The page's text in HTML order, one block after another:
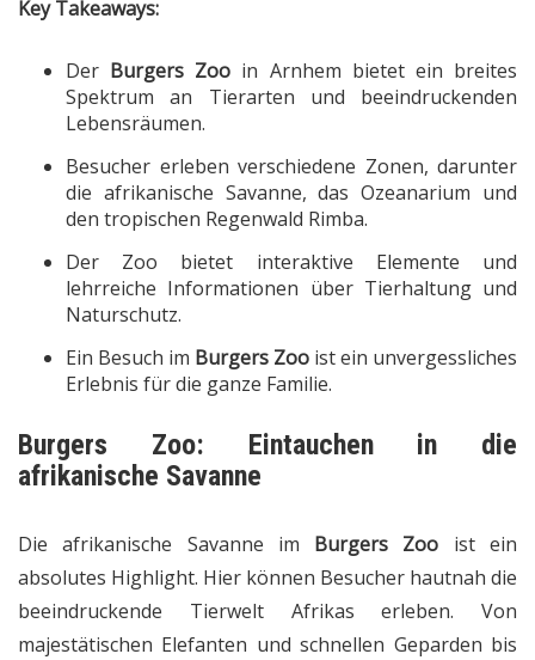
Key Takeaways:
Der Burgers Zoo in Arnhem bietet ein breites
Spektrum an Tierarten und beeindruckenden
Lebensräumen.
Besucher erleben verschiedene Zonen, darunter
die afrikanische Savanne, das Ozeanarium und
den tropischen Regenwald Rimba.
Der Zoo bietet interaktive Elemente und
lehrreiche Informationen über Tierhaltung und
Naturschutz.
Ein Besuch im Burgers Zoo ist ein unvergessliches
Erlebnis für die ganze Familie.
Burgers Zoo: Eintauchen in die
afrikanische Savanne
Die afrikanische Savanne im Burgers Zoo ist ein
absolutes Highlight. Hier können Besucher hautnah die
beeindruckende Tierwelt Afrikas erleben. Von
majestätischen Elefanten und schnellen Geparden bis